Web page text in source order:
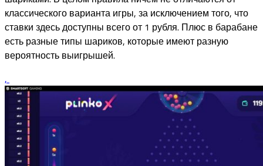
классического варианта игры, за исключением того, что
ставки здесь доступны всего от 1 рубля. Плюс в барабане
есть разные типы шариков, которые имеют разную
вероятность выигрышей.
,